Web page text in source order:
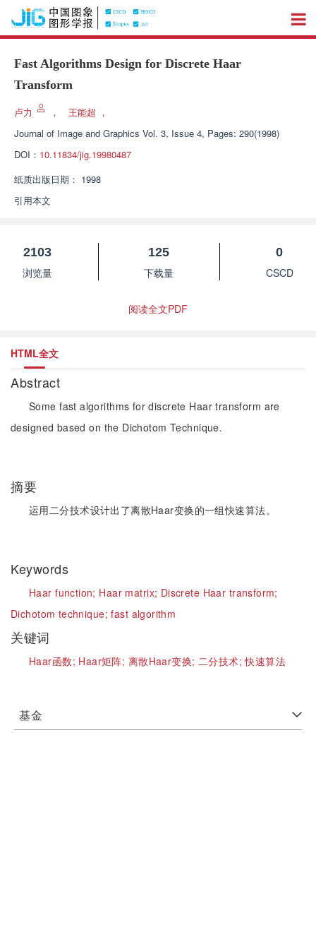
Fast Algorithms Design for Discrete Haar
Transform
卢力 ， 王能超 ，
Journal of Image and Graphics Vol. 3, Issue 4, Pages: 290(1998)
DOI： 10.11834/jig.19980487
纸质出版日期： 1998
引用本文
2103
浏览量
125
下载量
0
CSCD
阅读全文PDF
HTML全文
Abstract
Some fast algorithms for discrete Haar transform are
designed based on the Dichotom Technique.
摘要
运用二分技术设计出了离散Haar变换的一组快速算法。
Keywords
Haar function; Haar matrix; Discrete Haar transform;
Dichotom technique;fast algorithm
关键词
Haar函数; Haar矩阵; 离散Haar变换; 二分技术;快速算法
基金